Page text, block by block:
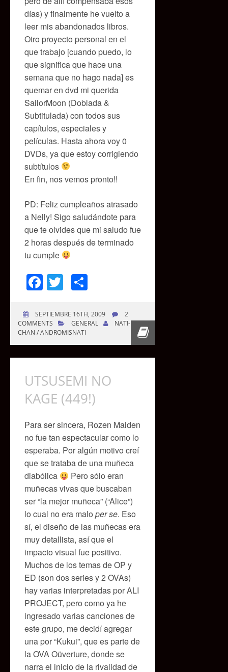
días) y finalmente he vuelto a
leer mis abandonados libros.
Otro proyecto personal en el
que trabajo [cuando puedo, lo
que significa que hace una
semana que no hago nada] es
quemar en dvd mi querida
SailorMoon (Doblada &
Subtitulada) con todos sus
capítulos, especiales y
películas. Hasta ahora voy 0
DVDs, ya que estoy corrigiendo
subtítulos
En fin, nos vemos pronto!!
PD: Feliz cumpleaños atrasado
a Nelly! Sigo saludándote para
que te olvides que mi saludo fue
2 horas después de terminado
tu cumple
Facebook
Twitter
SEPTIEMBRE 16TH, 2009
2
COMMENTS
GENERAL
NATI-
CHAN / ANDROMISNATI
UTSUSEMI NO
KAGE (449!)
Para ser sincera, Rozen Maiden
no fue tan espectacular como lo
esperaba. Por algún motivo creí
que se trataba de una muñeca
diabólica
Pero sólo eran
muñecas vivas que buscaban
ser “la mejor muñeca” (“Alice”)
lo cual no era malo per se. Eso
sí, el diseño de las muñecas era
muy detallista, así que el
impacto visual fue positivo.
Muchos de los temas de OP y
ED (son dos series y 2 OVAs)
hay varias interpretadas por ALI
PROJECT, pero como ya he
ingresado varias canciones de
este grupo, me decidí agregar
una por “Kukui”, que es parte de
la OVA Oüverture, donde se
narra el inicio de la rivalidad de